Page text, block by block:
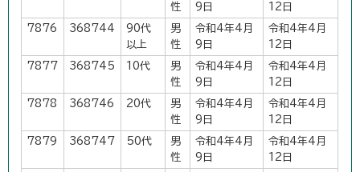
性
9日
12日
7876 368744
90代
以上
男
性
令和4年4月
9日
令和4年4月
12日
7877 368745 10代
男
性
令和4年4月
9日
令和4年4月
12日
7878 368746 20代
男
性
令和4年4月
9日
令和4年4月
12日
7879 368747 50代
男
性
令和4年4月
9日
令和4年4月
12日